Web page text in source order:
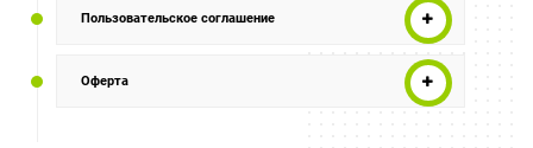
Пользовательское соглашение
Оферта